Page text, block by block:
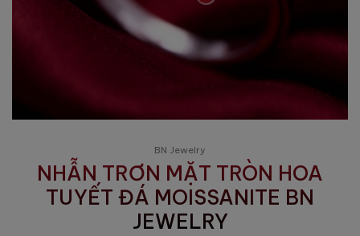
BN Jewelry
NHẪN TRƠN MẶT TRÒN HOA
TUYẾT ĐÁ MOISSANITE BN
JEWELRY